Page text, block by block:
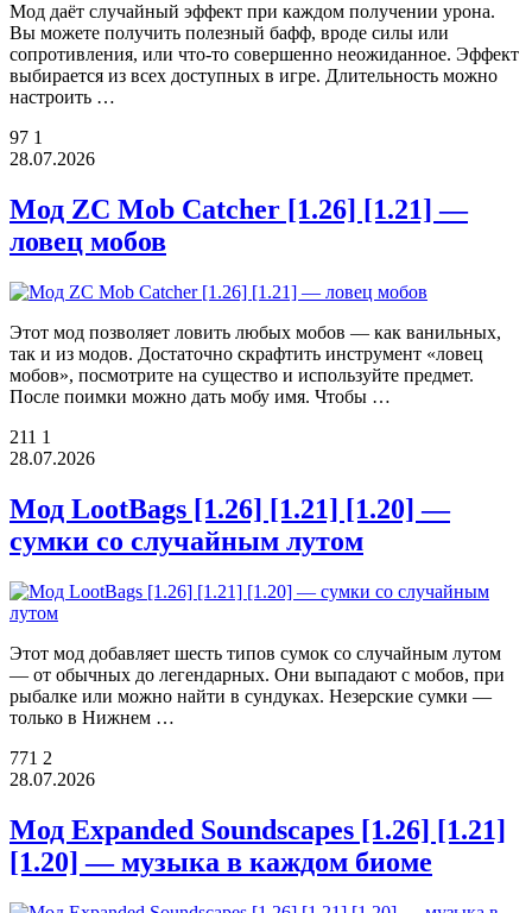
Мод даёт случайный эффект при каждом получении урона.
Вы можете получить полезный бафф, вроде силы или
сопротивления, или что-то совершенно неожиданное. Эффект
выбирается из всех доступных в игре. Длительность можно
настроить …
97 1
28.07.2026
Мод ZC Mob Catcher [1.26] [1.21] —
ловец мобов
Этот мод позволяет ловить любых мобов — как ванильных,
так и из модов. Достаточно скрафтить инструмент «ловец
мобов», посмотрите на существо и используйте предмет.
После поимки можно дать мобу имя. Чтобы …
211 1
28.07.2026
Мод LootBags [1.26] [1.21] [1.20] —
сумки со случайным лутом
Этот мод добавляет шесть типов сумок со случайным лутом
— от обычных до легендарных. Они выпадают с мобов, при
рыбалке или можно найти в сундуках. Незерские сумки —
только в Нижнем …
771 2
28.07.2026
Мод Expanded Soundscapes [1.26] [1.21]
[1.20] — музыка в каждом биоме